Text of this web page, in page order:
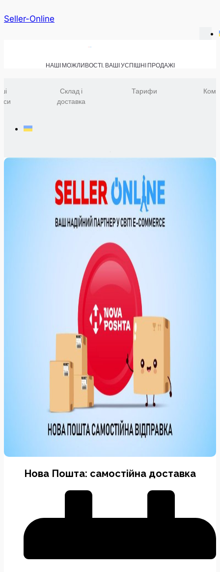
Seller-Online
НАШІ МОЖЛИВОСТІ. ВАШІ УСПІШНІ ПРОДАЖІ
Склад і
доставка
Тарифи
Нова Пошта: самостійна доставка